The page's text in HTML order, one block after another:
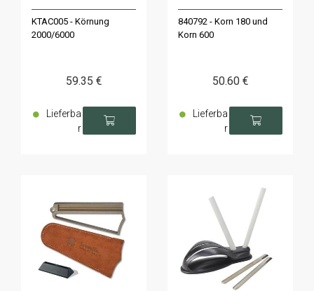
KTAC005 - Körnung
2000/6000
59.35 €
Lieferba
r
840792 - Korn 180 und
Korn 600
50.60 €
Lieferba
r